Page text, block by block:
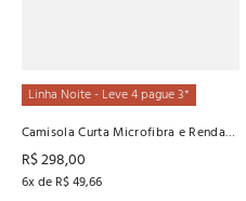
Linha Noite - Leve 4 pague 3*
Camisola Curta Microfibra e Renda
Recco
R$298,00
6x de R$49,66